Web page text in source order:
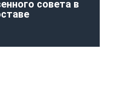
совета в